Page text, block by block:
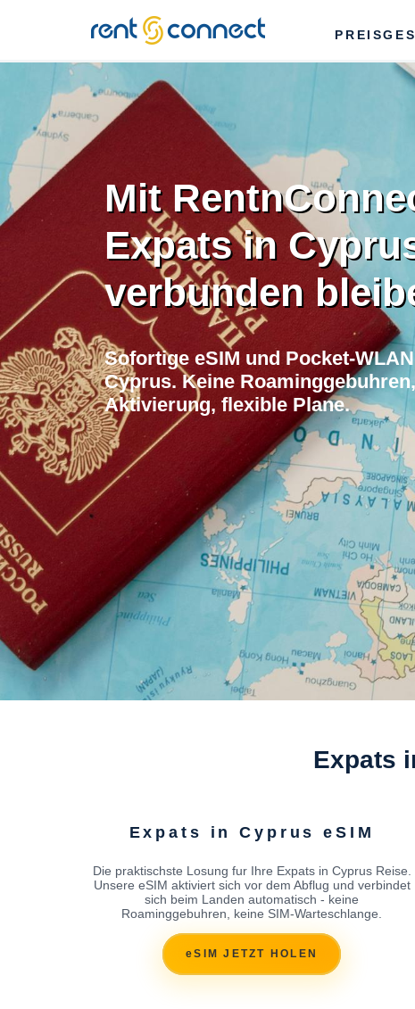
RENT'N
CONNECT
Mit
Expats in
verbunden
Sofortige eSIM und Pocket-
Cyprus. Keine
Aktivierung, flexible Plane.
Expats
Expats in Cyprus eSIM
Die praktischste Losung fur Ihre Expats in Cyprus Reise.
Unsere eSIM aktiviert sich vor dem Abflug und verbindet
sich beim Landen automatisch - keine
Roaminggebuhren, keine SIM-Warteschlange.
eSIM JETZT HOLEN